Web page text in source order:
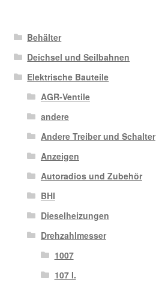
Behälter
Deichsel und Seilbahnen
Elektrische Bauteile
AGR-Ventile
andere
Andere Treiber und Schalter
Anzeigen
Autoradios und Zubehör
BHI
Dieselheizungen
Drehzahlmesser
1007
107 I.